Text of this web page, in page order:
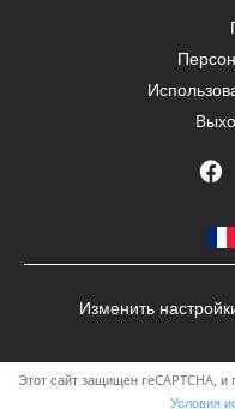
Изменить
Этот сайт защищен reCAPTCHA, и
Условия